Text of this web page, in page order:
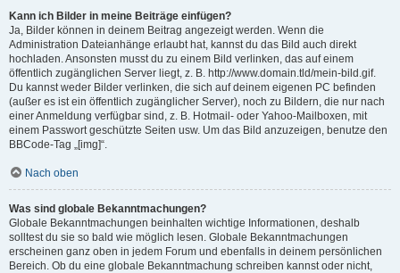
Kann ich Bilder in meine Beiträge einfügen?
Ja, Bilder können in deinem Beitrag angezeigt werden. Wenn die
Administration Dateianhänge erlaubt hat, kannst du das Bild auch direkt
hochladen. Ansonsten musst du zu einem Bild verlinken, das auf einem
öffentlich zugänglichen Server liegt, z. B. http://www.domain.tld/mein-bild.gif.
Du kannst weder Bilder verlinken, die sich auf deinem eigenen PC befinden
(außer es ist ein öffentlich zugänglicher Server), noch zu Bildern, die nur nach
einer Anmeldung verfügbar sind, z. B. Hotmail- oder Yahoo-Mailboxen, mit
einem Passwort geschützte Seiten usw. Um das Bild anzuzeigen, benutze den
BBCode-Tag „[img]“.
Nach oben
Was sind globale Bekanntmachungen?
Globale Bekanntmachungen beinhalten wichtige Informationen, deshalb
solltest du sie so bald wie möglich lesen. Globale Bekanntmachungen
erscheinen ganz oben in jedem Forum und ebenfalls in deinem persönlichen
Bereich. Ob du eine globale Bekanntmachung schreiben kannst oder nicht,